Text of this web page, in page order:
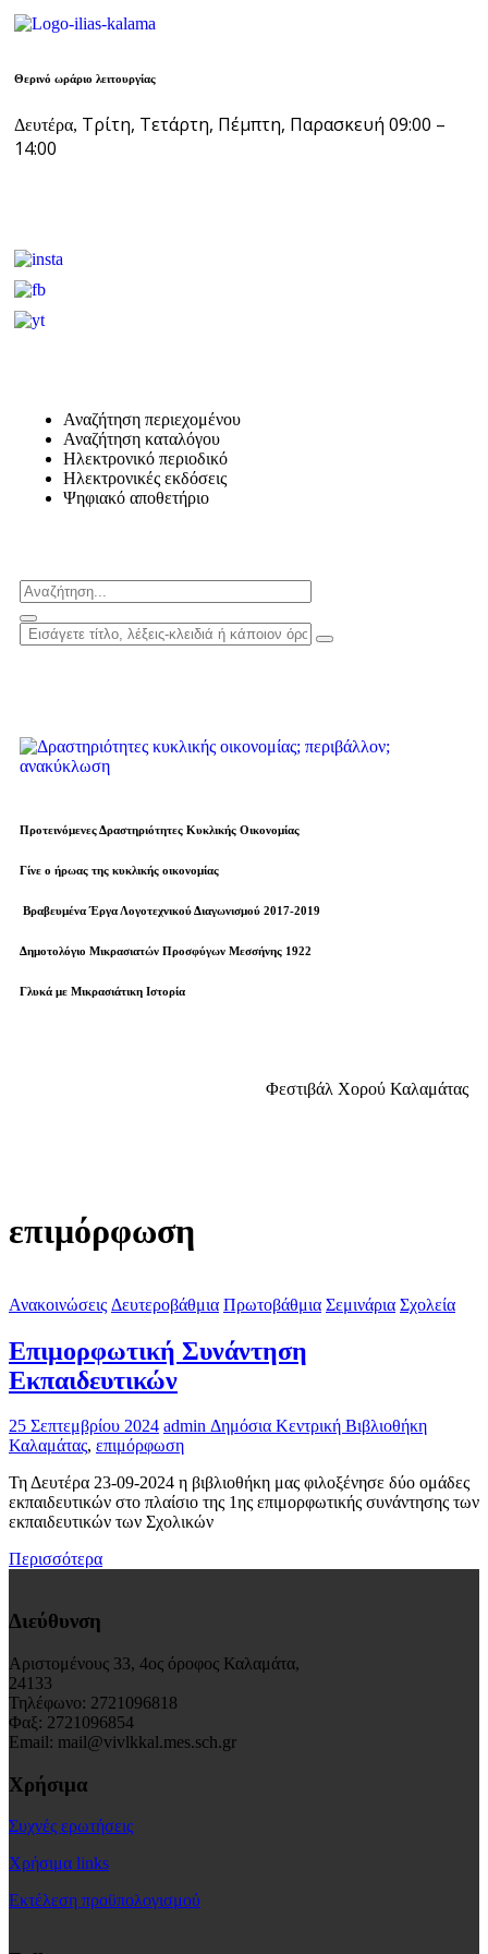
Θερινό ωράριο λειτουργίας
Δευτέρα, Τρίτη, Τετάρτη, Πέμπτη, Παρασκευή 09:00 –
14:00
Αναζήτηση περιεχομένου
Αναζήτηση καταλόγου
Ηλεκτρονικό περιοδικό
Ηλεκτρονικές εκδόσεις
Ψηφιακό αποθετήριο
Προτεινόμενες Δραστηριότητες Κυκλικής Οικονομίας
Γίνε ο ήρωας της κυκλικής οικονομίας
Βραβευµένα Έργα Λογοτεχνικού Διαγωνισμού 2017-2019
Δημοτολόγιο Μικρασιατών Προσφύγων Μεσσήνης 1922
Γλυκά με Μικρασιάτικη Ιστορία
Φεστιβάλ Χορού Καλαμάτας
επιμόρφωση
Ανακοινώσεις Δευτεροβάθμια Πρωτοβάθμια Σεμινάρια Σχολεία
Επιμορφωτική Συνάντηση
Εκπαιδευτικών
25 Σεπτεμβρίου 2024 admin Δημόσια Κεντρική Βιβλιοθήκη
Καλαμάτας, επιμόρφωση
Τη Δευτέρα 23-09-2024 η βιβλιοθήκη μας φιλοξένησε δύο ομάδες
εκπαιδευτικών στο πλαίσιο της 1ης επιμορφωτικής συνάντησης των
εκπαιδευτικών των Σχολικών
Περισσότερα
Διεύθυνση
Αριστομένους 33, 4ος όροφος Καλαμάτα,
24133
Τηλέφωνο: 2721096818
Φαξ: 2721096854
Email: mail@vivlkkal.mes.sch.gr
Χρήσιμα
Συχνές ερωτήσεις
Χρήσιμα links
Εκτέλεση προϋπολογισμού